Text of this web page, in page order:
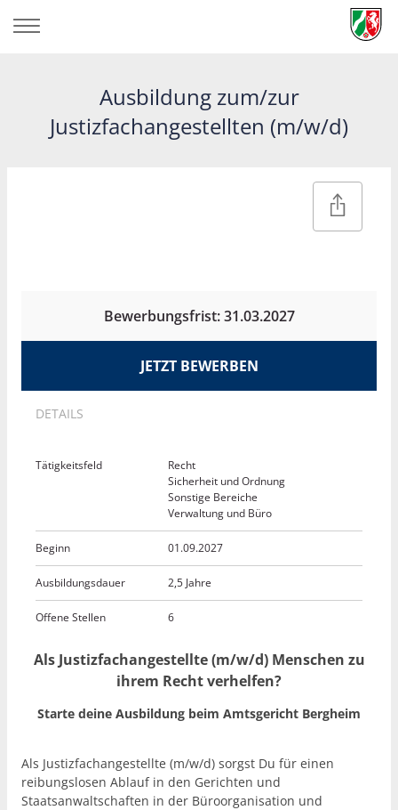
Ausbildung zum/zur
Justizfachangestellten (m/w/d)
Bewerbungsfrist: 31.03.2027
JETZT BEWERBEN
DETAILS
Tätigkeitsfeld
Recht
Sicherheit und Ordnung
Sonstige Bereiche
Verwaltung und Büro
Beginn 01.09.2027
Ausbildungsdauer 2,5 Jahre
Offene Stellen 6
Als Justizfachangestellte (m/w/d) Menschen zu
ihrem Recht verhelfen?
Starte deine Ausbildung beim Amtsgericht Bergheim
Als Justizfachangestellte (m/w/d) sorgst Du für einen
reibungslosen Ablauf in den Gerichten und
Staatsanwaltschaften in der Büroorganisation und